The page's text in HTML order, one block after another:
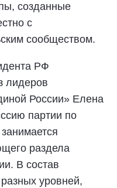
созданные
с
сообществом.
РФ
лидеров
России» Елена
партии по
раздела
В состав
уровней,